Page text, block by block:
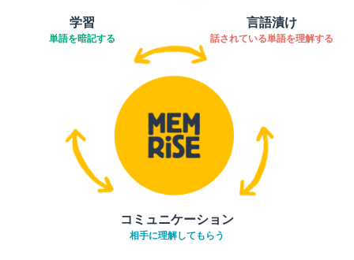
学習
単語を暗記する
言語漬け
話されている単語を理解する
コミュニケーション
相手に理解してもらう